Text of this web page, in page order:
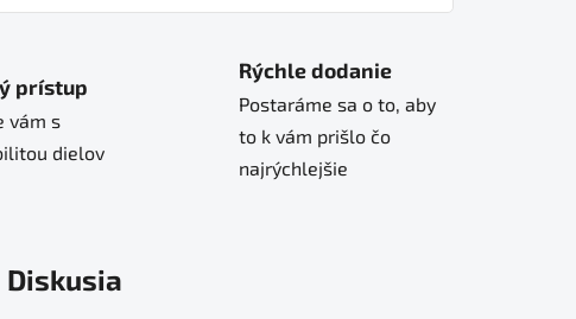
prístup
vám s
dielov
Rýchle dodanie
Postaráme sa o to, aby
to k vám prišlo čo
najrýchlejšie
Diskusia